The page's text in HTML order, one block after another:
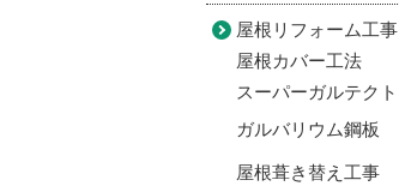
屋根リフォーム工事
屋根カバー工法
スーパーガルテクト
ガルバリウム鋼板
屋根葺き替え工事